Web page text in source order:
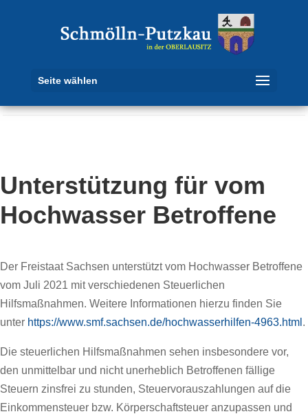
Seite wählen
Unterstützung für vom
Hochwasser Betroffene
Der Freistaat Sachsen unterstützt vom Hochwasser Betroffene
vom Juli 2021 mit verschiedenen Steuerlichen
Hilfsmaßnahmen. Weitere Informationen hierzu finden Sie
unter https://www.smf.sachsen.de/hochwasserhilfen-4963.html .
Die steuerlichen Hilfsmaßnahmen sehen insbesondere vor,
den unmittelbar und nicht unerheblich Betroffenen fällige
Steuern zinsfrei zu stunden, Steuervorauszahlungen auf die
Einkommensteuer bzw. Körperschaftsteuer anzupassen und